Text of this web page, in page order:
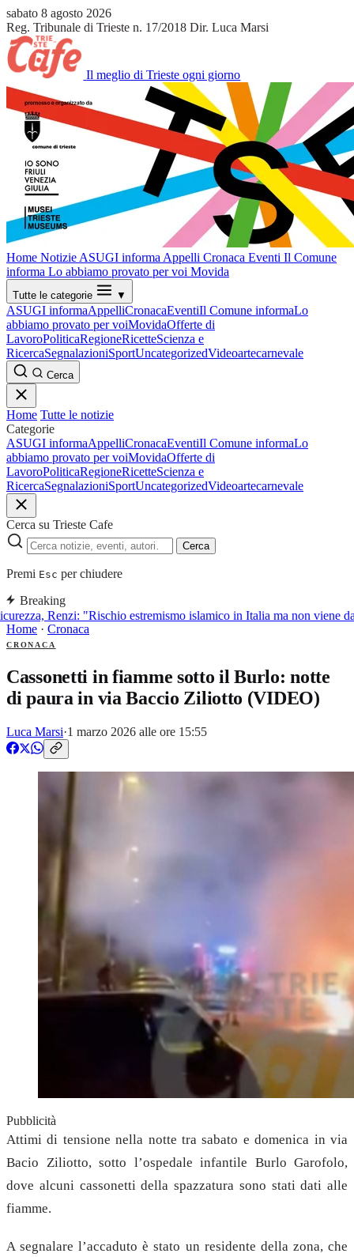
sabato 8 agosto 2026
Reg. Tribunale di Trieste n. 17/2018 Dir. Luca Marsi
Il meglio di Trieste ogni giorno
Home Notizie ASUGI informa Appelli Cronaca Eventi Il Comune
informa Lo abbiamo provato per voi Movida
Tutte le categorie ▼
ASUGI informaAppelliCronacaEventiIl Comune informaLo
abbiamo provato per voiMovidaOfferte di
LavoroPoliticaRegioneRicetteScienza e
RicercaSegnalazioniSportUncategorizedVideoartecarnevale
Cerca
Home Tutte le notizie
Categorie
ASUGI informaAppelliCronacaEventiIl Comune informaLo
abbiamo provato per voiMovidaOfferte di
LavoroPoliticaRegioneRicetteScienza e
RicercaSegnalazioniSportUncategorizedVideoartecarnevale
Cerca su Trieste Cafe
Cerca
Premi Esc per chiudere
Breaking
Renzi: "Rischio estremismo islamico in Italia ma non viene
Home · Cronaca
CRONACA
Cassonetti in fiamme sotto il Burlo: notte
di paura in via Baccio Ziliotto (VIDEO)
Luca Marsi·1 marzo 2026 alle ore 15:55
Pubblicità
Attimi di tensione nella notte tra sabato e domenica in via
Bacio Ziliotto, sotto l’ospedale infantile Burlo Garofolo,
dove alcuni cassonetti della spazzatura sono stati dati alle
fiamme.
A segnalare l’accaduto è stato un residente della zona, che